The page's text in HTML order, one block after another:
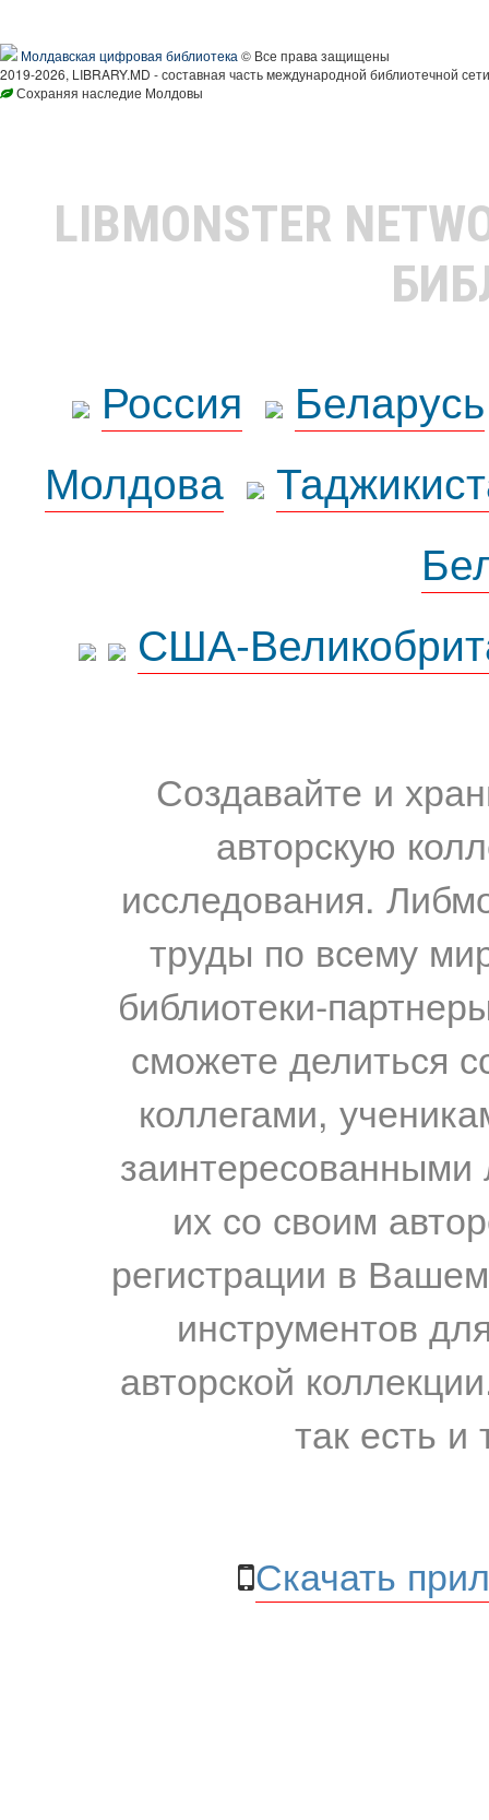
Молдавская цифровая библиотека © Все права защищены
2019-2026, LIBRARY.MD - составная часть международной библиотечной
Сохраняя наследие Молдовы
LIBMONSTER
Россия
Беларусь
Молдова
США-
Создавайте и
авторскую
исследования.
труды по всему
библиотеки-
сможете делиться
коллегами,
их со своим
регистрации в
инструментов
авторской
так есть и
Скачать